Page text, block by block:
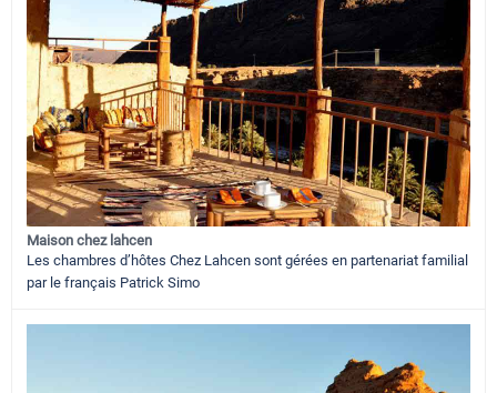
Maison chez lahcen
Les chambres d’hôtes Chez Lahcen sont gérées en partenariat familial
par le français Patrick Simo